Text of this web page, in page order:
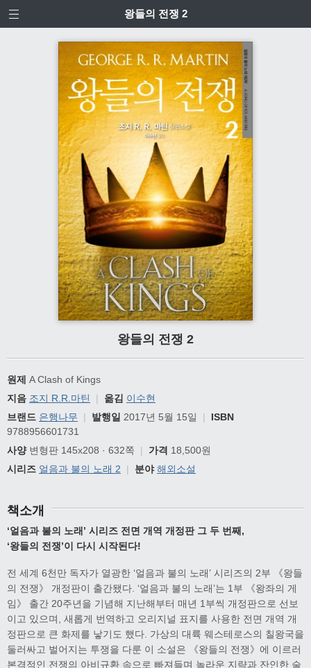
왕들의 전쟁 2
왕들의 전쟁 2
원제 A Clash of Kings
지음 조지 R.R.마틴 | 옮김 이수현
브랜드 은행나무 | 발행일 2017년 5월 15일 |
ISBN
9788956601731
사양변형판 145x208 · 632쪽 | 가격 18,500원
시리즈 얼음과 불의 노래 2 | 분야 해외소설
책소개
‘얼음과 불의 노래 ’ 시리즈 전면 개역 개정판 그 두 번째 ,
‘왕들의 전쟁’이 다시 시작된다!
전 세계 6천만 독자가 열광한 ‘얼음과 불의 노래’ 시리즈의 2부 《왕들
의 전쟁》 개정판이 출간됐다. ‘얼음과 불의 노래’는 1부 《왕좌의 게
임》 출간 20주년을 기념해 지난해부터 매년 1부씩 개정판으로 선보
이고 있으며, 새롭게 번역하고 오리지널 표지를 사용한 전면 개역 개
정판으로 큰 화제를 낳기도 했다. 가상의 대륙 웨스테로스의 칠왕국을
둘러싸고 벌어지는 투쟁을 다룬 이 소설은 《왕들의 전쟁》에 이르러
본격적인 전쟁의 아비규환 속으로 빠져들며 놀라운 지략과 잔인한 술